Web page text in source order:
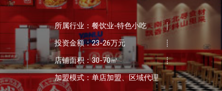
所属行业：餐饮业-特色小吃
投资金额：23-26万元
店铺面积：30-70㎡
加盟模式：单店加盟、区域代理